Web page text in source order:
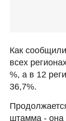
Как
всех
%, а в 12
36,7%.
штамма - она